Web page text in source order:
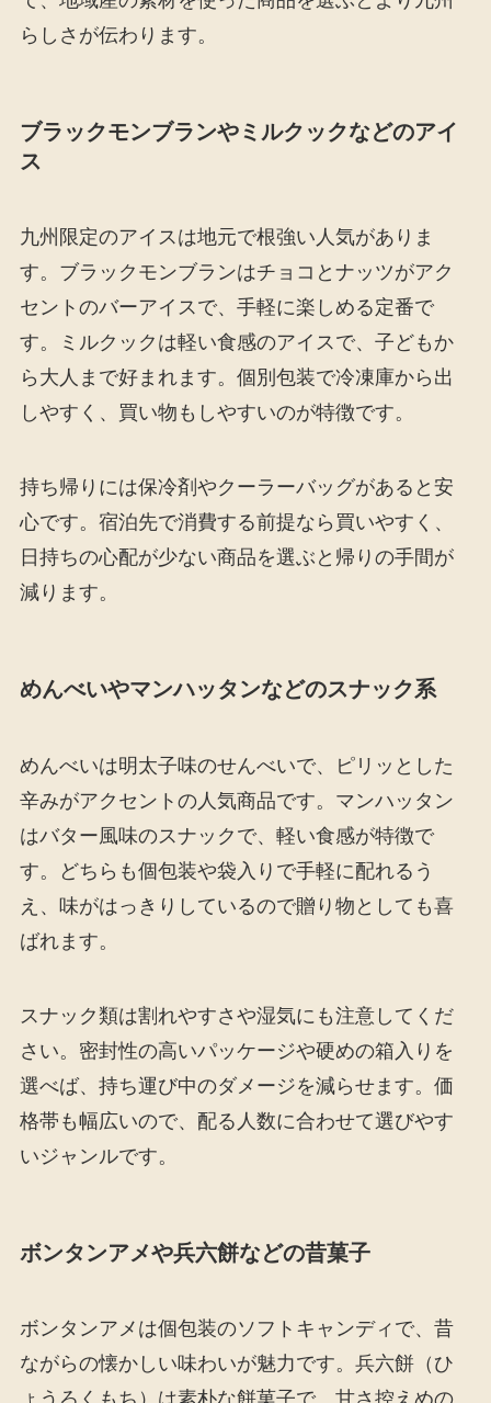
らしさが伝わります。
ブラックモンブランやミルクックなどのアイ
ス
九州限定のアイスは地元で根強い人気がありま
す。ブラックモンブランはチョコとナッツがアク
セントのバーアイスで、手軽に楽しめる定番で
す。ミルクックは軽い食感のアイスで、子どもか
ら大人まで好まれます。個別包装で冷凍庫から出
しやすく、買い物もしやすいのが特徴です。
持ち帰りには保冷剤やクーラーバッグがあると安
心です。宿泊先で消費する前提なら買いやすく、
日持ちの心配が少ない商品を選ぶと帰りの手間が
減ります。
めんべいやマンハッタンなどのスナック系
めんべいは明太子味のせんべいで、ピリッとした
辛みがアクセントの人気商品です。マンハッタン
はバター風味のスナックで、軽い食感が特徴で
す。どちらも個包装や袋入りで手軽に配れるう
え、味がはっきりしているので贈り物としても喜
ばれます。
スナック類は割れやすさや湿気にも注意してくだ
さい。密封性の高いパッケージや硬めの箱入りを
選べば、持ち運び中のダメージを減らせます。価
格帯も幅広いので、配る人数に合わせて選びやす
いジャンルです。
ボンタンアメや兵六餅などの昔菓子
ボンタンアメは個包装のソフトキャンディで、昔
ながらの懐かしい味わいが魅力です。兵六餅（ひ